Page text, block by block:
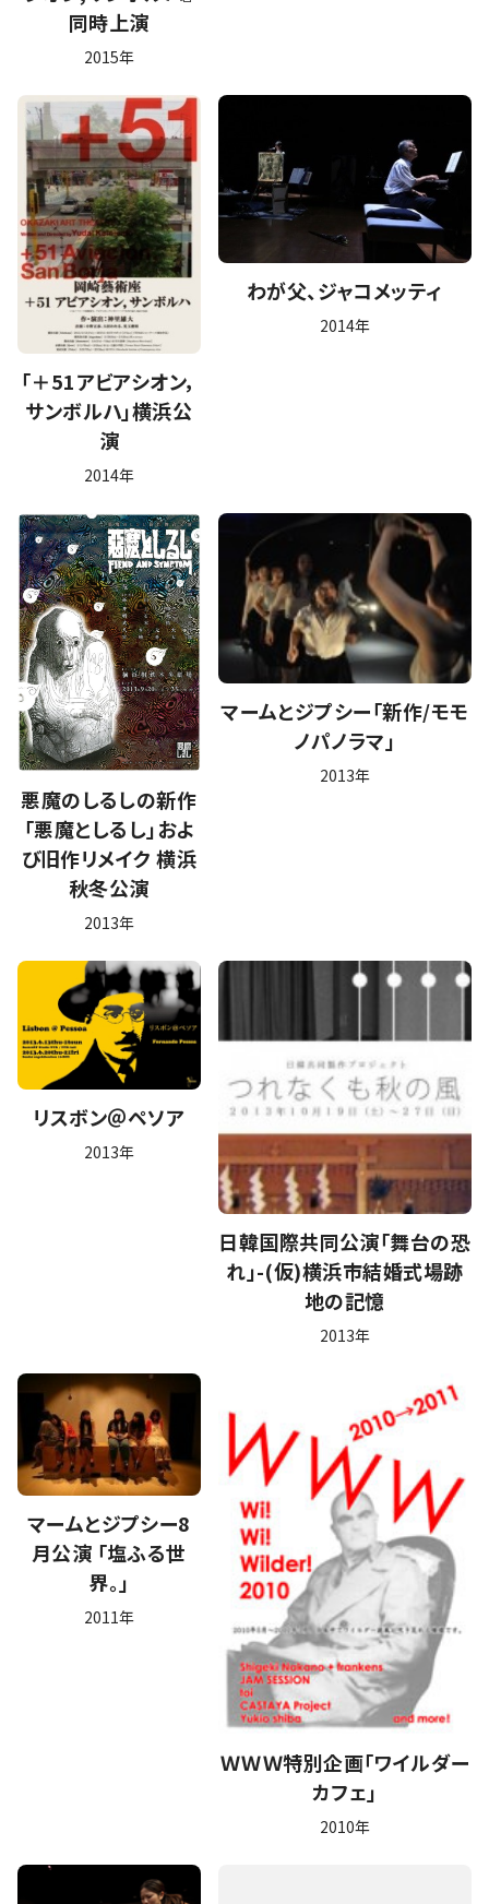
同時上演
2015年
「＋51アビアシオン，
サンボルハ」横浜公
演
2014年
わが父、ジャコメッティ
2014年
悪魔のしるしの新作
「悪魔としるし」およ
び旧作リメイク 横浜
秋冬公演
2013年
マームとジプシー「新作/モモ
ノパノラマ」
2013年
リスボン＠ペソア
2013年
日韓国際共同公演「舞台の恐
れ」-(仮)横浜市結婚式場跡
地の記憶
2013年
マームとジプシー8
月公演 「塩ふる世
界。」
2011年
ＷＷＷ特別企画「ワイルダー
カフェ」
2010年